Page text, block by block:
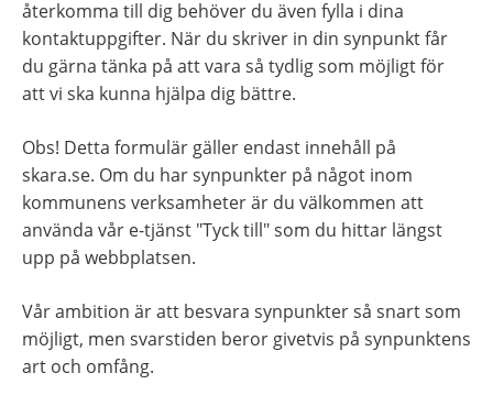
återkomma till dig behöver du även fylla i dina
kontaktuppgifter. När du skriver in din synpunkt får
du gärna tänka på att vara så tydlig som möjligt för
att vi ska kunna hjälpa dig bättre.
Obs! Detta formulär gäller endast innehåll på
skara.se. Om du har synpunkter på något inom
kommunens verksamheter är du välkommen att
använda vår e-tjänst "Tyck till" som du hittar längst
upp på webbplatsen.
Vår ambition är att besvara synpunkter så snart som
möjligt, men svarstiden beror givetvis på synpunktens
art och omfång.